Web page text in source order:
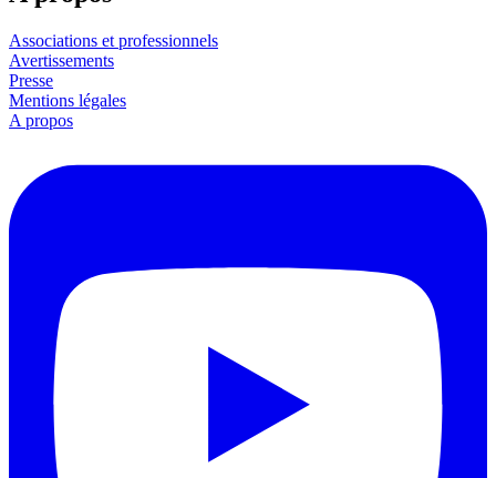
Associations et professionnels
Avertissements
Presse
Mentions légales
A propos